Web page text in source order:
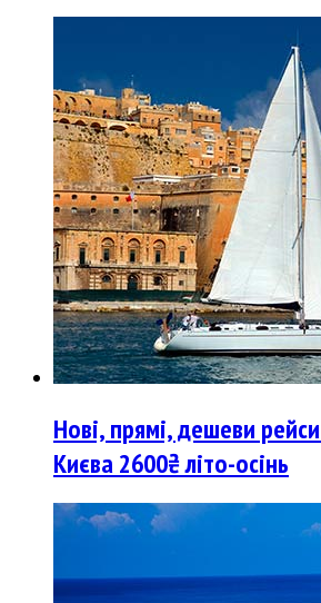
Нові, прямі, дешеви
Києва 2600₴ літо-осінь